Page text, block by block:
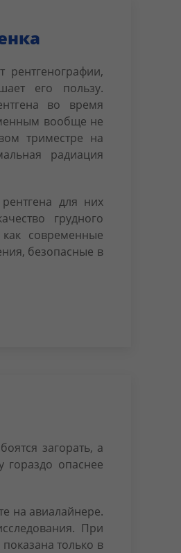
его пользу.
во время
вообще не
триместре на
радиация
для них
грудного
современные
безопасные в
загорать, а
гораздо опаснее
на авиалайнере.
При
только в